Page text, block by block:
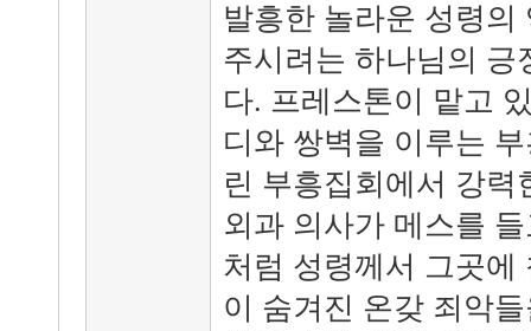
발흥한 놀라운 성령의
주시려는 하나님의 긍
다. 프레스톤이 맡고
디와 쌍벽을 이루는
린 부흥집회에서 강
외과 의사가 메스를
처럼 성령께서 그곳에
이 숨겨진 온갖 죄악